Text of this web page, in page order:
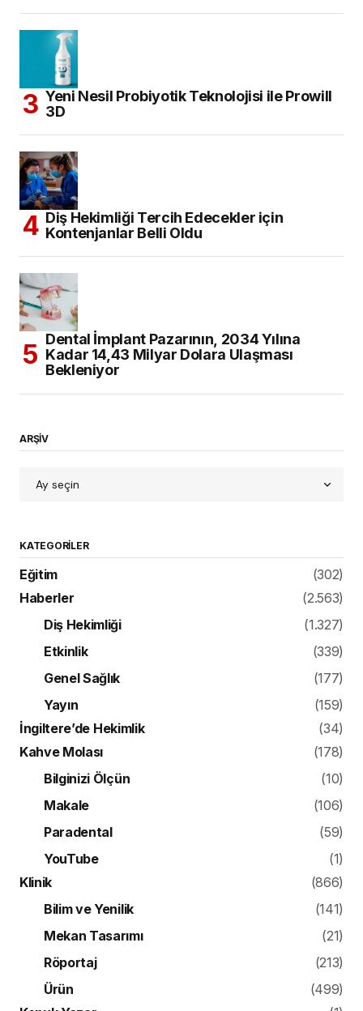
Yeni Nesil Probiyotik Teknolojisi ile Prowill
3D
Diş Hekimliği Tercih Edecekler için
Kontenjanlar Belli Oldu
Dental İmplant Pazarının, 2034 Yılına
Kadar 14,43 Milyar Dolara Ulaşması
Bekleniyor
ARŞİV
KATEGORILER
Eğitim
(302)
Haberler
(2.563)
Diş Hekimliği
(1.327)
Etkinlik
(339)
Genel Sağlık
(177)
Yayın
(159)
İngiltere’de Hekimlik
(34)
Kahve Molası
(178)
Bilginizi Ölçün
(10)
Makale
(106)
Paradental
(59)
YouTube
(1)
Klinik
(866)
Bilim ve Yenilik
(141)
Mekan Tasarımı
(21)
Röportaj
(213)
Ürün
(499)